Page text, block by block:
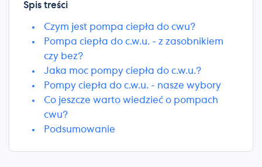
Spis treści
Czym jest pompa ciepła do cwu?
Pompa ciepła do c.w.u. - z zasobnikiem
czy bez?
Jaka moc pompy ciepła do c.w.u.?
Pompy ciepła do c.w.u. - nasze wybory
Co jeszcze warto wiedzieć o pompach
cwu?
Podsumowanie